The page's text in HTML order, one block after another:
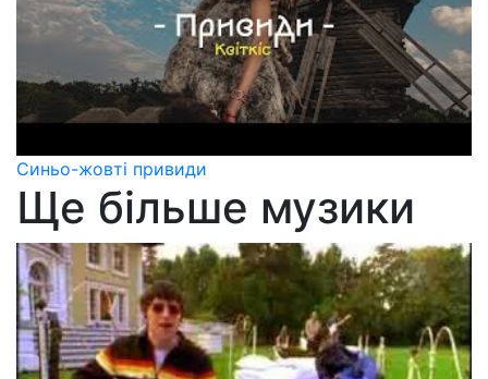
Синьо-жовті привиди
Ще більше музики